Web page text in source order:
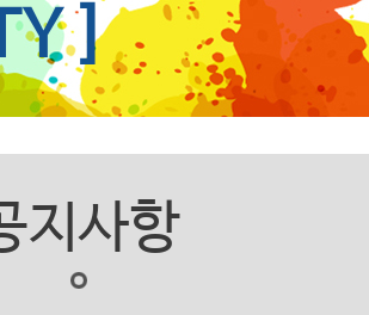
]
지사항